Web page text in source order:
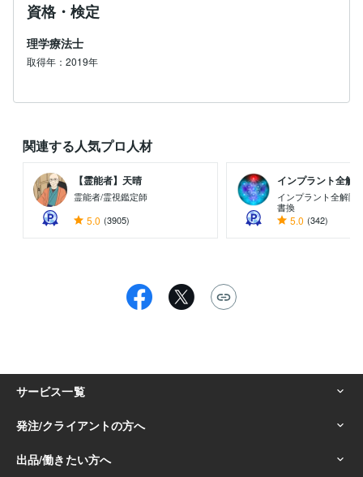
資格・検定
理学療法士
取得年：2019年
関連する人気プロ人材
【霊能者】天晴
霊能者/霊視鑑定師
5.0 (3905)
インプラント全解
インプラント全解除
書換
5.0 (342)